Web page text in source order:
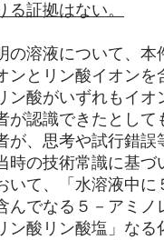
証拠はない。
溶液について、本
ンとリン酸イオン
ン酸がいずれもイ
が認識できたとし
が、思考や試行錯
時の技術常識に基
いて、「水溶液中
んでなる５－アミ
ン酸リン酸塩」な